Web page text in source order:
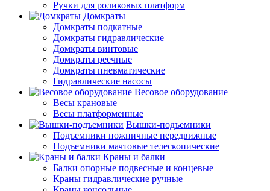
Ручки для роликовых платформ
Домкраты
Домкраты подкатные
Домкраты гидравлические
Домкраты винтовые
Домкраты реечные
Домкраты пневматические
Гидравлические насосы
Весовое оборудование
Весы крановые
Весы платформенные
Вышки-подъемники
Подъемники ножничные передвижные
Подъемники мачтовые телескопические
Краны и балки
Балки опорные подвесные и концевые
Краны гидравлические ручные